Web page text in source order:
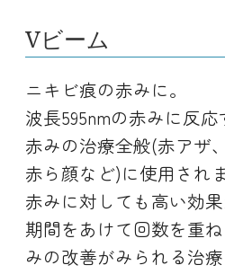
Vビーム
ニキビ痕の赤みに。
波長595nmの赤みに反応
赤みの治療全般(赤アザ
赤ら顔など)に使用され
赤みに対しても高い効果
期間をあけて回数を重
みの改善がみられる治